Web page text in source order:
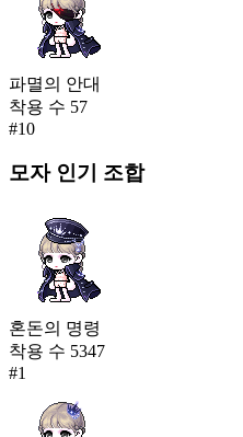
파멸의 안대
착용 수 57
#10
모자인기 조합
혼돈의 명령
착용 수 5347
#1